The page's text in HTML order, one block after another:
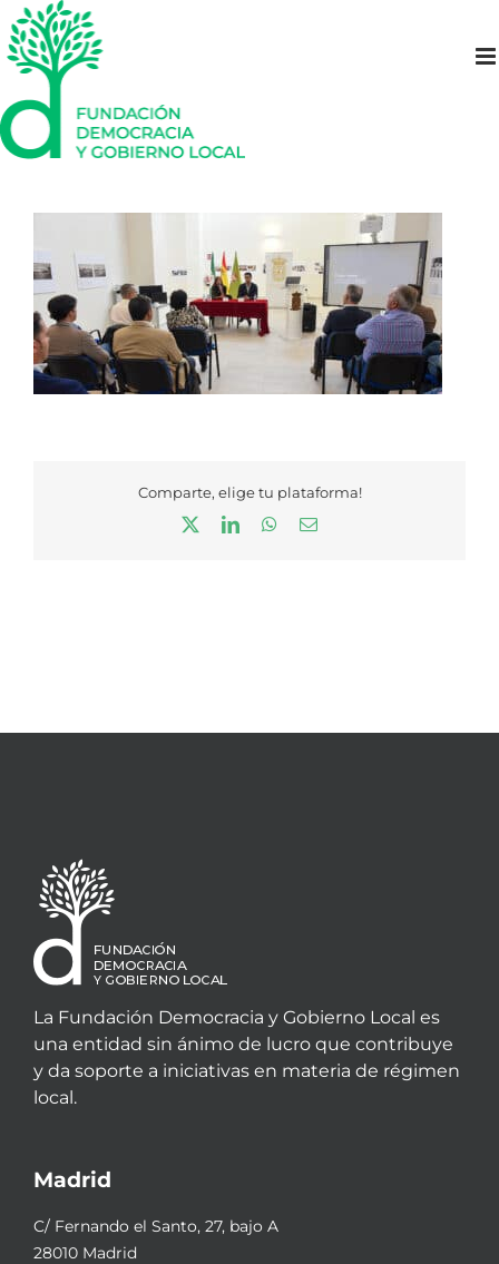
Saltar
al
contenido
Comparte, elige tu plataforma!
LinkedInWhatsApp
Correo
La Fundación Democracia y Gobierno Local es
una entidad sin ánimo de lucro que contribuye
y da soporte a iniciativas en materia de régimen
local.
Madrid
C/ Fernando el Santo, 27, bajo A
28010 Madrid